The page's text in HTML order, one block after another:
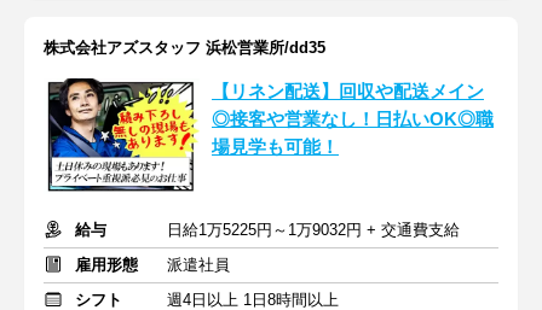
株式会社アズスタッフ 浜松営業所/dd35
【リネン配送】回収や配送メイン
◎接客や営業なし！日払いOK◎職
場見学も可能！
給与
日給1万5225円～1万9032円 + 交通費支給
雇用形態
派遣社員
シフト
週4日以上 1日8時間以上